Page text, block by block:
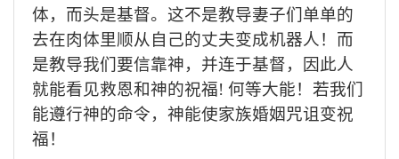
体，而头是基督。这不是教导妻子们单单的
去在肉体里顺从自己的丈夫变成机器人！而
是教导我们要信靠神，并连于基督，
因此人
就能看见救恩和神的祝福! 何等大能！若我们
能遵行神的命令，神能使家族婚姻咒诅变祝
福！